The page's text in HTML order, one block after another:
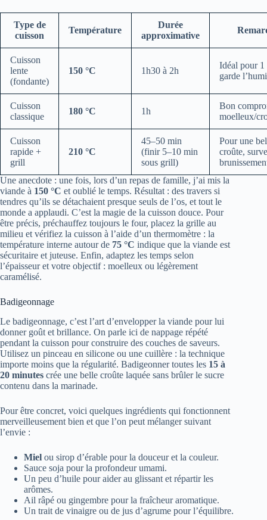
Type de
cuisson
Température
Durée
approximative
Cuisson
lente
(fondante)
150 °C 1h30 à 2h
Idéal pour 1
garde
Cuisson
classique
180 °C 1h
Bon
moelleux/
Cuisson
rapide +
grill
210 °C
45–50 min
(finir 5–10 min
sous grill)
Pour une
croûte,
Une anecdote : une fois, lors d’un repas de famille, j’ai mis la
viande à 150 °C et oublié le temps. Résultat : des travers si
tendres qu’ils se détachaient presque seuls de l’os, et tout le
monde a applaudi. C’est la magie de la cuisson douce. Pour
être précis, préchauffez toujours le four, placez la grille au
milieu et vérifiez la cuisson à l’aide d’un thermomètre : la
température interne autour de 75 °C indique que la viande est
sécuritaire et juteuse. Enfin, adaptez les temps selon
l’épaisseur et votre objectif : moelleux ou légèrement
caramélisé.
Badigeonnage
Le badigeonnage, c’est l’art d’envelopper la viande pour lui
donner goût et brillance. On parle ici de nappage répété
pendant la cuisson pour construire des couches de saveurs.
Utilisez un pinceau en silicone ou une cuillère : la technique
importe moins que la régularité. Badigeonner toutes les 15 à
20 minutes crée une belle croûte laquée sans brûler le sucre
contenu dans la marinade.
Pour être concret, voici quelques ingrédients qui fonctionnent
merveilleusement bien et que l’on peut mélanger suivant
l’envie :
Miel ou sirop d’érable pour la douceur et la couleur.
Sauce soja pour la profondeur umami.
Un peu d’huile pour aider au glissant et répartir les
arômes.
Ail râpé ou gingembre pour la fraîcheur aromatique.
Un trait de vinaigre ou de jus d’agrume pour l’équilibre.